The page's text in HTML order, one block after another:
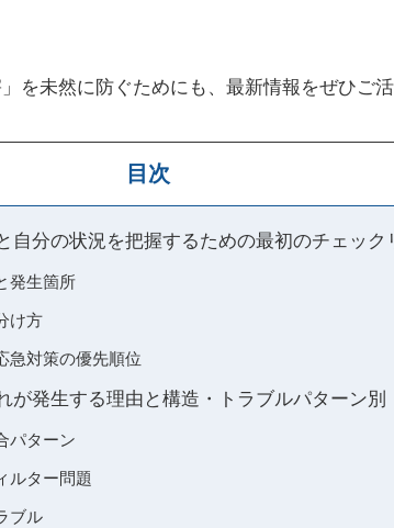
を未然に防ぐためにも、最新情報をぜひご
目次
自分の状況を把握するための最初のチェック
発生箇所
け方
急対策の優先順位
が発生する理由と構造・トラブルパターン別
パターン
ルター問題
ブル